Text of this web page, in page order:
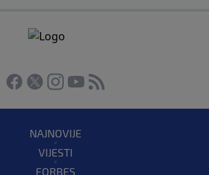
NAJNOVIJE
VIJESTI
FORBES